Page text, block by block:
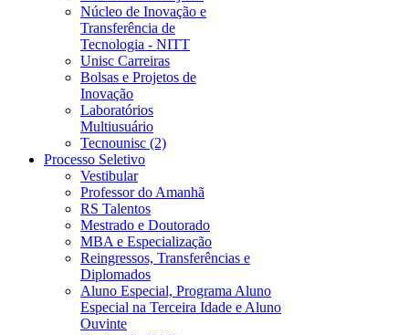
Núcleo de Inovação e
Transferência de
Tecnologia - NITT
Unisc Carreiras
Bolsas e Projetos de
Inovação
Laboratórios
Multiusuário
Tecnounisc (2)
Processo Seletivo
Vestibular
Professor do Amanhã
RS Talentos
Mestrado e Doutorado
MBA e Especialização
Reingressos, Transferências e
Diplomados
Aluno Especial, Programa Aluno
Especial na Terceira Idade e Aluno
Ouvinte